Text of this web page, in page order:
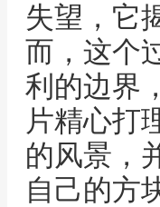
失望，它
而，这个
利的边界
片精心打
的风景，
自己的方